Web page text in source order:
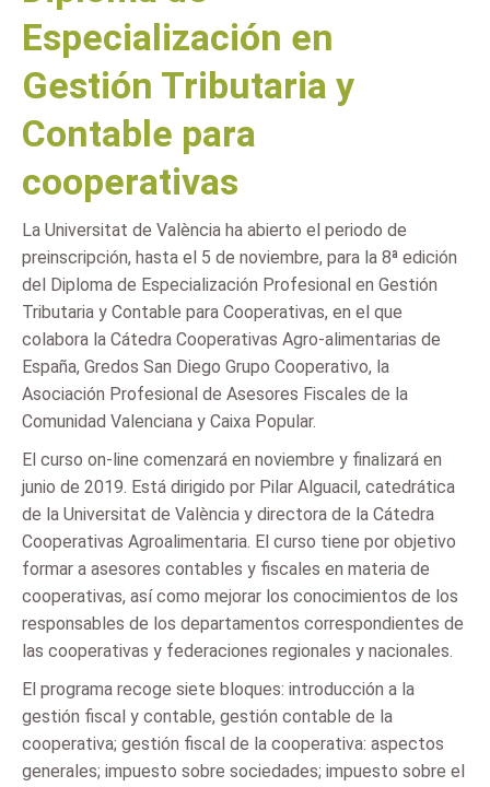
Especialización en
Gestión Tributaria y
Contable para
cooperativas
La Universitat de València ha abierto el periodo de
preinscripción, hasta el 5 de noviembre, para la 8ª edición
del Diploma de Especialización Profesional en Gestión
Tributaria y Contable para Cooperativas, en el que
colabora la Cátedra Cooperativas Agro-alimentarias de
España, Gredos San Diego Grupo Cooperativo, la
Asociación Profesional de Asesores Fiscales de la
Comunidad Valenciana y Caixa Popular.
El curso on-line comenzará en noviembre y finalizará en
junio de 2019. Está dirigido por Pilar Alguacil, catedrática
de la Universitat de València y directora de la Cátedra
Cooperativas Agroalimentaria. El curso tiene por objetivo
formar a asesores contables y fiscales en materia de
cooperativas, así como mejorar los conocimientos de los
responsables de los departamentos correspondientes de
las cooperativas y federaciones regionales y nacionales.
El programa recoge siete bloques: introducción a la
gestión fiscal y contable, gestión contable de la
cooperativa; gestión fiscal de la cooperativa: aspectos
generales; impuesto sobre sociedades; impuesto sobre el